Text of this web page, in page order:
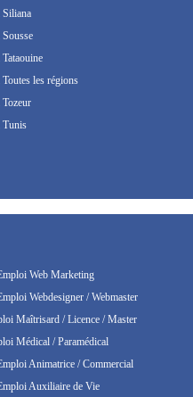
Siliana
Sousse
Tataouine
Toutes les régions
Tozeur
Tunis
Web Marketing
Webdesigner / Webmaster
Maîtrisard / Licence / Master
Médical / Paramédical
Animatrice / Commercial
Auxiliaire de Vie